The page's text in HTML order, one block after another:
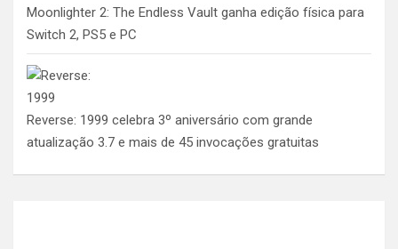
Moonlighter 2: The Endless Vault ganha edição física para
Switch 2, PS5 e PC
Reverse: 1999 celebra 3º aniversário com grande
atualização 3.7 e mais de 45 invocações gratuitas